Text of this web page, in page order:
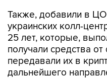
Также, добавили в
украинских колл-
25 лет, которые,
получали средства
передавали их в
дальнейшего